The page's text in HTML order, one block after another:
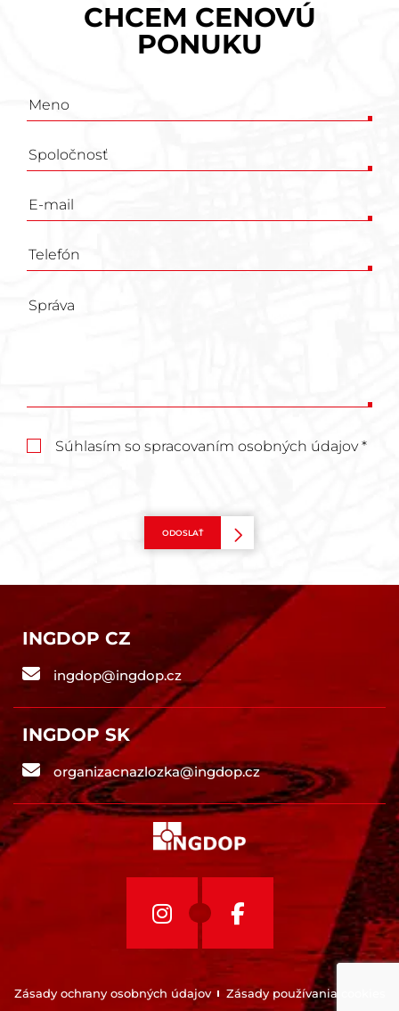
CHCEM CENOVÚ
PONUKU
Poptávkový
Súhlasím so spracovaním osobných údajov *
ODOSLAŤ
INGDOP CZ
ingdop@ingdop.cz
Zásady ochrany osobných údajov Zásady používania cookies
INGDOP SK
organizacnazlozka@ingdop.cz